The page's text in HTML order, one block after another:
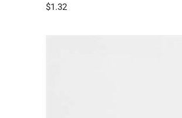
$1.32